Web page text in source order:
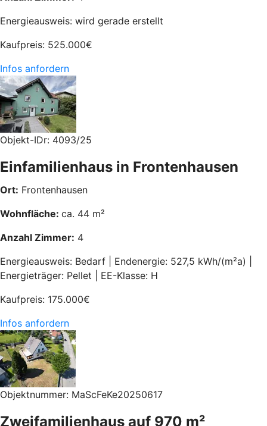
Energieausweis: wird gerade erstellt
Kaufpreis: 525.000€
Infos anfordern
Objekt-IDr: 4093/25
Einfamilienhaus in Frontenhausen
Ort: Frontenhausen
Wohnfläche: ca. 44 m²
Anzahl Zimmer: 4
Energieausweis: Bedarf | Endenergie: 527,5 kWh/(m²a) |
Energieträger: Pellet | EE-Klasse: H
Kaufpreis: 175.000€
Infos anfordern
Objektnummer: MaScFeKe20250617
Zweifamilienhaus auf 970 m²